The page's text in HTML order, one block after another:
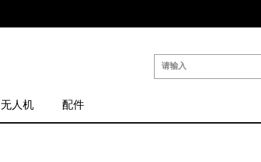
无人机 配件